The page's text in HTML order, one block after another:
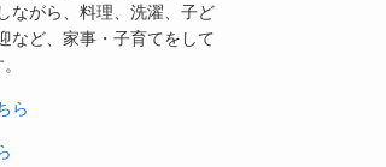
ながら、料理、洗濯、子ど
など、家事・子育てをして
ら